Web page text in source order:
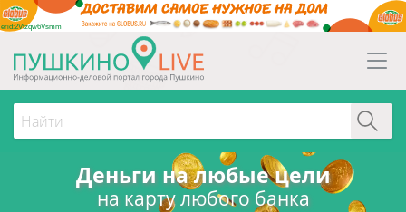
erid:2Vtzqw6Vsmm
Деньги на любые цели
на карту любого банка